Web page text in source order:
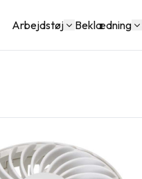
Arbejdstøj Beklædning